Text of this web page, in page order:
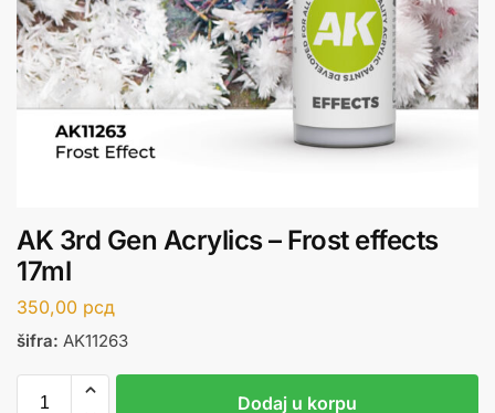
AK 3rd Gen Acrylics – Frost effects
17ml
350,00 рсд
šifra: AK11263
Dodaj u korpu